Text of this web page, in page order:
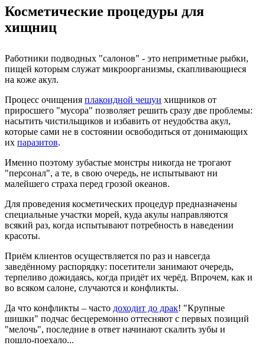
Косметические процедуры для
хищниц
Работники подводных "салонов" - это неприметные рыбки,
пищей которым служат микроорганизмы, скапливающиеся
на коже акул.
Процесс очищения плакоидной чешуи хищников от
приросшего "мусора" позволяет решить сразу две проблемы:
насытить чистильщиков и избавить от неудобства акул,
которые сами не в состоянии освободиться от донимающих
их паразитов.
Именно поэтому зубастые монстры никогда не трогают
"персонал", а те, в свою очередь, не испытывают ни
малейшего страха перед грозой океанов.
Для проведения косметических процедур предназначены
специальные участки морей, куда акулы направляются
всякий раз, когда испытывают потребность в наведении
красоты.
Приём клиентов осуществляется по раз и навсегда
заведённому распорядку: посетители занимают очередь,
терпеливо дожидаясь, когда придёт их черёд. Впрочем, как и
во всяком салоне, случаются и конфликты.
Да что конфликты – часто доходит до драк! "Крупные
шишки" подчас бесцеремонно оттесняют с первых позиций
"мелочь", последние в ответ начинают скалить зубы и
пошло-поехало...